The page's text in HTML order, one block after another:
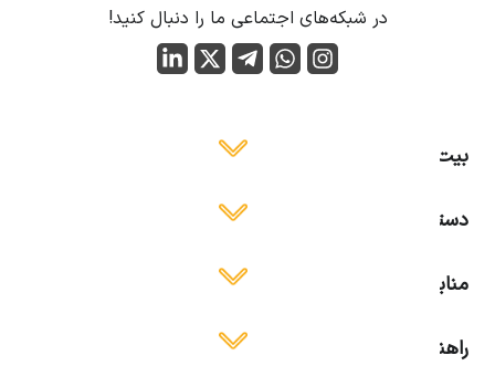
در شبکه‌های اجتماعی ما را دنبال کنید!
بیت ایمن
دسترسی آسان
منابع آموزشی
راهنمای استفاده